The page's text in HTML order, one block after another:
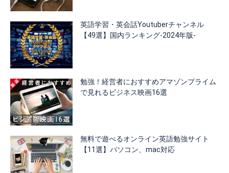
英語学習・英会話Youtuberチャンネル
【49選】国内ランキング-2024年版-
勉強！経営者におすすめアマゾンプライム
で見れるビジネス映画16選
無料で遊べるオンライン英語勉強サイト
【11選】パソコン、mac対応